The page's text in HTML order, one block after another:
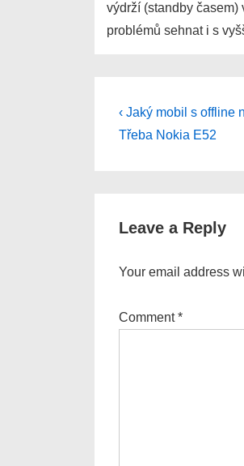
výdrží (standby časem)
problémů sehnat i s
Post
navigation
Previous
Post
‹ Jaký mobil s offline
Třeba Nokia E52
Leave a Reply
Your email address
Comment*